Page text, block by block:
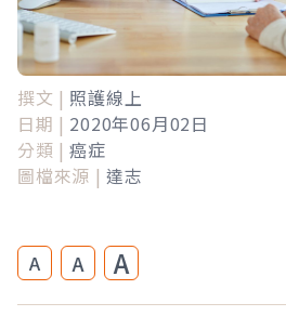
撰文 | 照護線上
日期 | 2020年06月02日
分類 | 癌症
圖檔來源 | 達志
A A A